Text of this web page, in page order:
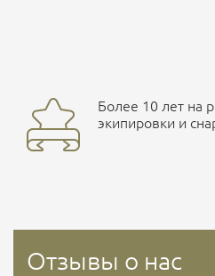
Более 10 лет на
экипировки и
Отзывы о нас